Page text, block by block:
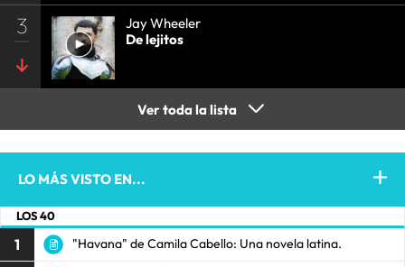
3
Jay Wheeler
De lejitos
Ver toda la lista
LO MÁS VISTO EN...
LOS 40
1 "Havana" de Camila Cabello: Una novela latina.